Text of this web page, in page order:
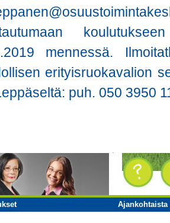
mennessä.
erityisruokavalion
puh. 050 3950
Ajankohtaista